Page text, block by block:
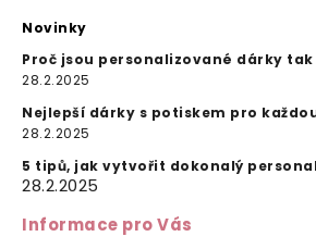
Novinky
Proč jsou personalizované dárky
28.2.2025
Nejlepší dárky s potiskem pro
28.2.2025
5 tipů, jak vytvořit dokonalý
28.2.2025
Informace pro Vás